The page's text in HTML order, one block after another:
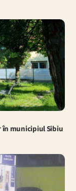
municipiul Sibiu